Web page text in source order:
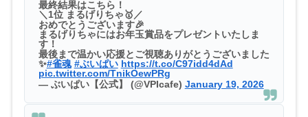
最終結果はこちら！
＼1位 まるげりちゃ🥇／
おめでとうございます🎉
まるげりちゃにはお年玉賞品をプレゼントいたしま
す！
最後まで温かい応援とご視聴ありがとうございました
✨#雀魂 #ぶいぱい https://t.co/C97idd4dAd
pic.twitter.com/TnikOewPRg
— ぶいぱい【公式】 (@VPIcafe) January 19, 2026